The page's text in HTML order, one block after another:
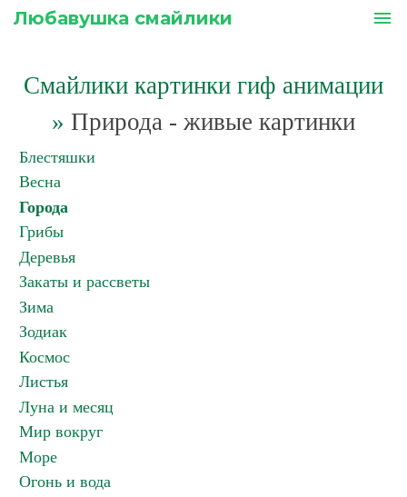
Любавушка смайлики menu
Смайлики картинки гиф анимации
» Природа - живые картинки
Блестяшки
Весна
Города
Грибы
Деревья
Закаты и рассветы
Зима
Зодиак
Космос
Листья
Луна и месяц
Мир вокруг
Море
Огонь и вода